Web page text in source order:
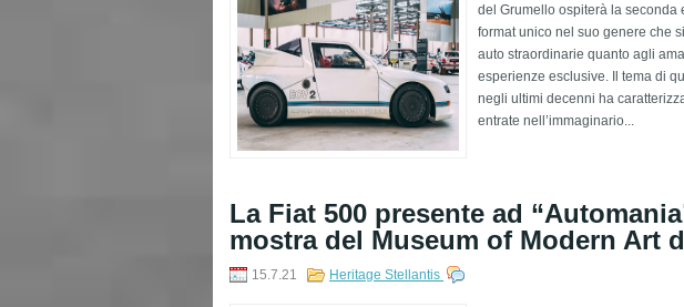
del Grumello ospiterà la seconda
format unico nel suo genere che
auto straordinarie quanto agli
esperienze esclusive. Il tema di
negli ultimi decenni ha
entrate nell’immaginario...
La Fiat 500 presente ad
mostra del Museum of Modern Art
15.7.21 Heritage Stellantis